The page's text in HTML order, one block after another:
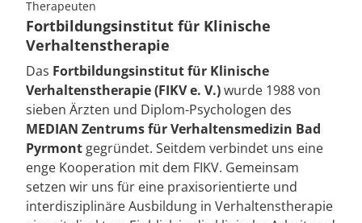
Therapeuten
Fortbildungsinstitut für Klinische
Verhaltenstherapie
Das Fortbildungsinstitut für Klinische
Verhaltenstherapie (FIKV e. V.)wurde 1988 von
sieben Ärzten und Diplom-Psychologen des
MEDIAN Zentrums für Verhaltensmedizin Bad
Pyrmont gegründet. Seitdem verbindet uns eine
enge Kooperation mit dem FIKV. Gemeinsam
setzen wir uns für eine praxisorientierte und
interdisziplinäre Ausbildung in Verhaltenstherapie